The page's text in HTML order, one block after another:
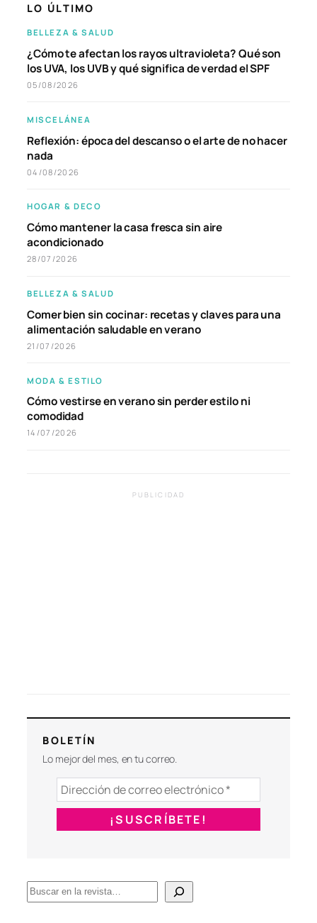
LO ÚLTIMO
BELLEZA & SALUD
¿Cómo te afectan los rayos ultravioleta? Qué son
los UVA, los UVB y qué significa de verdad el SPF
05/08/2026
MISCELÁNEA
Reflexión: época del descanso o el arte de no hacer
nada
04/08/2026
HOGAR & DECO
Cómo mantener la casa fresca sin aire
acondicionado
28/07/2026
BELLEZA & SALUD
Comer bien sin cocinar: recetas y claves para una
alimentación saludable en verano
21/07/2026
MODA & ESTILO
Cómo vestirse en verano sin perder estilo ni
comodidad
14/07/2026
PUBLICIDAD
BOLETÍN
Lo mejor del mes, en tu correo.
B
u